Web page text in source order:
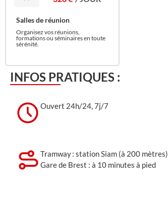
Salles de réunion
Organisez vos réunions,
formations ou séminaires en toute
sérénité.
INFOS PRATIQUES :
Ouvert 24h/24, 7j/7
Tramway : station Siam (à 200 mètres)
Gare de Brest : à 10 minutes à pied